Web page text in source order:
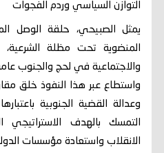
التوازن السياسي وردم الفجوات
يمثل الصبيحي، حلقة الوصل
المنضوية تحت مظلة الشرعية،
والاجتماعية في لحج والجنوب
واستطاع عبر هذا النفوذ خلق
وعدالة القضية الجنوبية
التمسك بالهدف الاستراتيجي
الانقلاب واستعادة مؤسسات